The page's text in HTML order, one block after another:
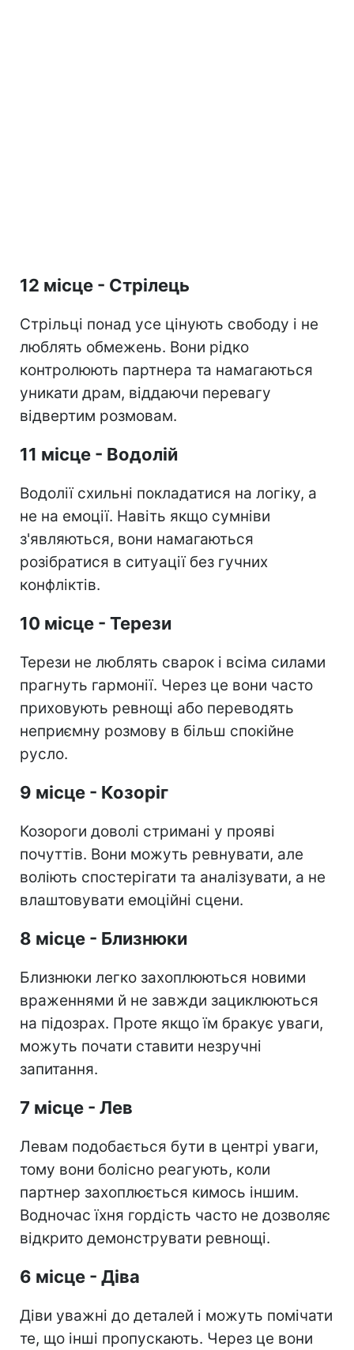
12 місце - Стрілець
Стрільці понад усе цінують свободу і не
люблять обмежень. Вони рідко
контролюють партнера та намагаються
уникати драм, віддаючи перевагу
відвертим розмовам.
11 місце - Водолій
Водолії схильні покладатися на логіку, а
не на емоції. Навіть якщо сумніви
з'являються, вони намагаються
розібратися в ситуації без гучних
конфліктів.
10 місце - Терези
Терези не люблять сварок і всіма силами
прагнуть гармонії. Через це вони часто
приховують ревнощі або переводять
неприємну розмову в більш спокійне
русло.
9 місце - Козоріг
Козороги доволі стримані у прояві
почуттів. Вони можуть ревнувати, але
воліють спостерігати та аналізувати, а не
влаштовувати емоційні сцени.
8 місце - Близнюки
Близнюки легко захоплюються новими
враженнями й не завжди зациклюються
на підозрах. Проте якщо їм бракує уваги,
можуть почати ставити незручні
запитання.
7 місце - Лев
Левам подобається бути в центрі уваги,
тому вони болісно реагують, коли
партнер захоплюється кимось іншим.
Водночас їхня гордість часто не дозволяє
відкрито демонструвати ревнощі.
6 місце - Діва
Діви уважні до деталей і можуть помічати
те, що інші пропускають. Через це вони